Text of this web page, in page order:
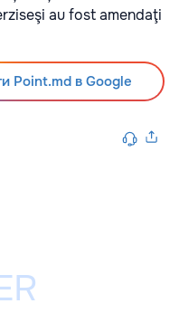
au fost amendaţi
Point.md в Google